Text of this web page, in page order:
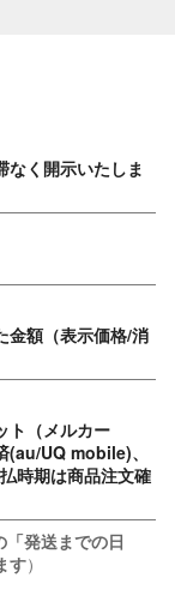
なく開示いたしま
金額（表示価格/消
ト（メルカー
(au/UQ mobile)、
時期は商品注文確
発送までの日
す）